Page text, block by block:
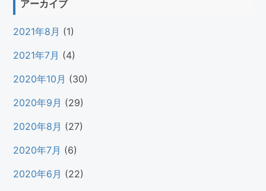
アーカイブ
2021年8月 (1)
2021年7月 (4)
2020年10月 (30)
2020年9月 (29)
2020年8月 (27)
2020年7月 (6)
2020年6月 (22)